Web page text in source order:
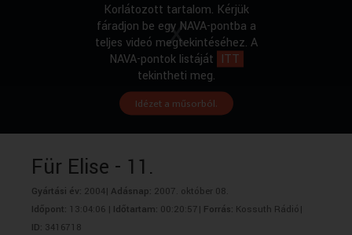
OKTATÁS
OKTATÁS
Korlátozott tartalom. Kérjük
fáradjon be egy NAVA-pontba a
teljes videó megtekintéséhez. A
NAVA-pontok listáját ITT
tekintheti meg.
Idézet a műsorból.
Für Elise - 11.
Gyártási év: 2004| Adásnap: 2007. október 08.
Időpont: 13:04:06 | Időtartam: 00:20:57| Forrás: Kossuth Rádió|
ID: 3416718